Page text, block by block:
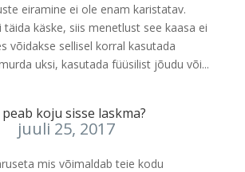
eiramine ei ole enam karistatav.
täida käske, siis menetlust see kaasa ei
võidakse sellisel korral kasutada
uksi, kasutada füüsilist jõudu või...
koju sisse laskma?
juuli 25, 2017
mis võimaldab teie kodu